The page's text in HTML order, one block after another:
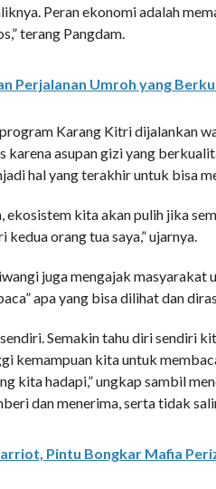
Peran ekonomi adalah
terang Pangdam.
Perjalanan Umroh yang
Karang Kitri dijalankan
asupan gizi yang
hal yang terakhir untuk bisa
ekosistem kita akan pulih jika
orang tua saya,” ujarnya.
juga mengajak
apa yang bisa dilihat dan
Semakin tahu diri sendiri
kemampuan kita untuk
kita hadapi,” ungkap sambil
dan menerima, serta tidak
Pintu Bongkar Mafia